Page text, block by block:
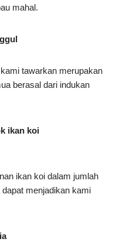
mahal.
tawarkan merupakan
berasal dari indukan
ikan koi
ikan koi dalam jumlah
menjadikan kami